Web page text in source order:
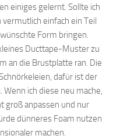
einiges gelernt. Sollte ich
einfach ein Teil
Form bringen.
Ducttape-Muster zu
an die Brustplatte ran. Die
dafür ist der
Wenn ich diese neu mache,
groß anpassen und nur
dünneres Foam nutzen
machen.